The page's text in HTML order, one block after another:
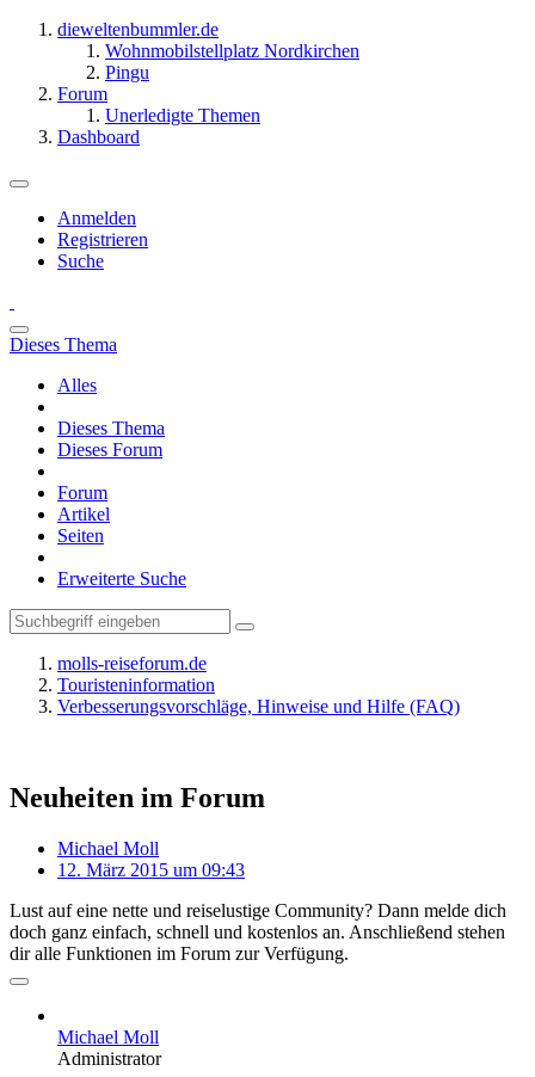
dieweltenbummler.de
Wohnmobilstellplatz Nordkirchen
Pingu
Forum
Unerledigte Themen
Dashboard
Anmelden
Registrieren
Suche
Dieses Thema
Alles
Dieses Thema
Dieses Forum
Forum
Artikel
Seiten
Erweiterte Suche
molls-reiseforum.de
Touristeninformation
Verbesserungsvorschläge, Hinweise und Hilfe (FAQ)
Neuheiten im Forum
Michael Moll
12. März 2015 um 09:43
Lust auf eine nette und reiselustige Community? Dann melde dich
doch ganz einfach, schnell und kostenlos an. Anschließend stehen
dir alle Funktionen im Forum zur Verfügung.
Michael Moll
Administrator